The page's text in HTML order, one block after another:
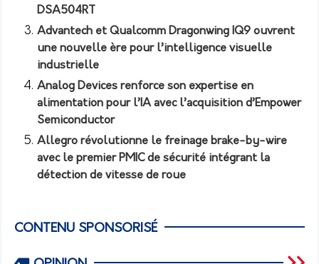
DSA504RT
Advantech et Qualcomm Dragonwing IQ9 ouvrent
une nouvelle ère pour l’intelligence visuelle
industrielle
Analog Devices renforce son expertise en
alimentation pour l’IA avec l’acquisition d’Empower
Semiconductor
Allegro révolutionne le freinage brake-by-wire
avec le premier PMIC de sécurité intégrant la
détection de vitesse de roue
CONTENU SPONSORISÉ